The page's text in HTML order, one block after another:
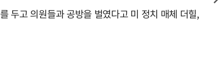
두고 의원들과 공방을 벌였다고 미 정치 매체 더힐,